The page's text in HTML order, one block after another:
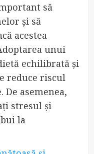
să
și să
acestea
unui
echilibrată și
reduce riscul
asemenea,
stresul și
la